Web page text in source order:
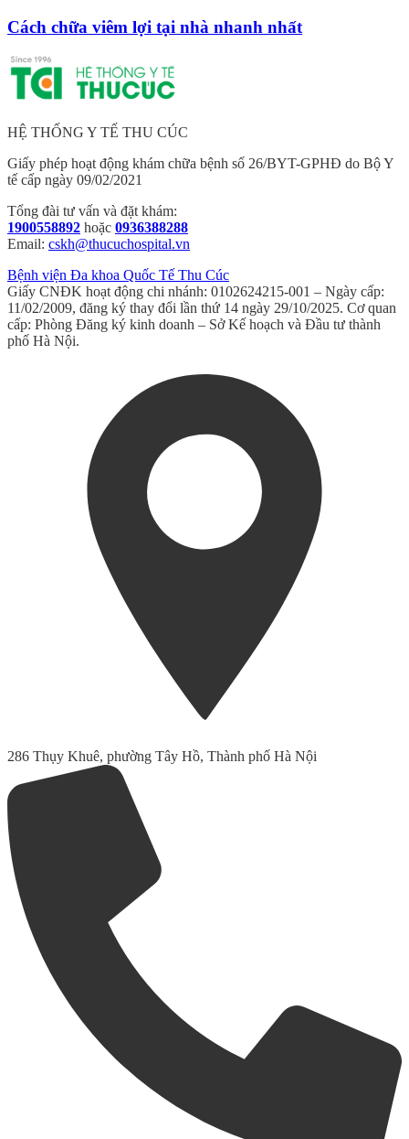
Cách chữa viêm lợi tại nhà nhanh nhất
HỆ THỐNG Y TẾ THU CÚC
Giấy phép hoạt động khám chữa bệnh số 26/BYT-GPHĐ do Bộ Y
tế cấp ngày 09/02/2021
Tổng đài tư vấn và đặt khám:
1900558892 hoặc 0936388288
Email: cskh@thucuchospital.vn
Bệnh viện Đa khoa Quốc Tế Thu Cúc
Giấy CNĐK hoạt động chi nhánh: 0102624215-001 – Ngày cấp:
11/02/2009, đăng ký thay đổi lần thứ 14 ngày 29/10/2025. Cơ quan
cấp: Phòng Đăng ký kinh doanh – Sở Kế hoạch và Đầu tư thành
phố Hà Nội.
286 Thụy Khuê, phường Tây Hồ, Thành phố Hà Nội